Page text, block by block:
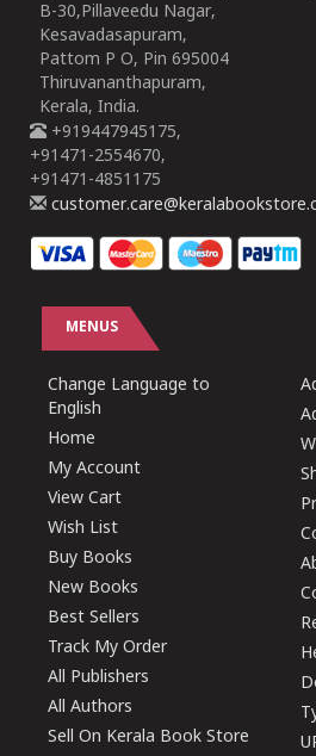
B-30,Pillaveedu Nagar,
Kesavadasapuram,
Pattom P O, Pin 695004
Thiruvananthapuram,
Kerala, India.
+919447945175,
+91471-2554670,
+91471-4851175
MENUS
Change Language to
English
Home
My Account
View Cart
Wish List
Buy Books
New Books
Best Sellers
Track My Order
All Publishers
All Authors
Sell On Kerala Book Store